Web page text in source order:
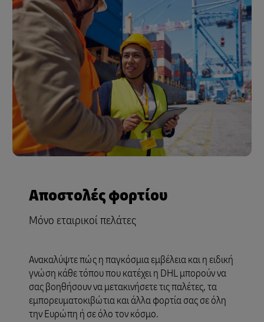
Αποστολές φορτίου
Μόνο εταιρικοί πελάτες
Ανακαλύψτε πώς η παγκόσμια εμβέλεια και η ειδική
γνώση κάθε τόπου που κατέχει η DHL μπορούν να
σας βοηθήσουν να μετακινήσετε τις παλέτες, τα
εμπορευματοκιβώτια και άλλα φορτία σας σε όλη
την Ευρώπη ή σε όλο τον κόσμο.